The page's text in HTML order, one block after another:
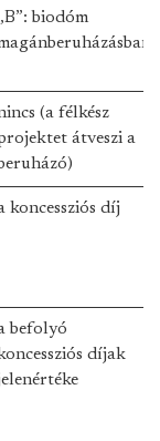
biodóm
(a félkész
átveszi a
koncessziós díj
befolyó
díjak